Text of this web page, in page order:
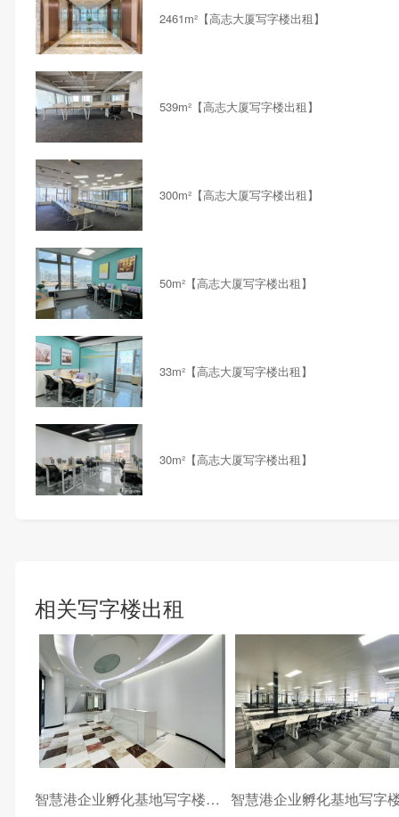
2461m²【高志大厦写字楼出租】
539m²【高志大厦写字楼出租】
300m²【高志大厦写字楼出租】
50m²【高志大厦写字楼出租】
33m²【高志大厦写字楼出租】
30m²【高志大厦写字楼出租】
相关写字楼出租
智慧港企业孵化基地写字楼出租